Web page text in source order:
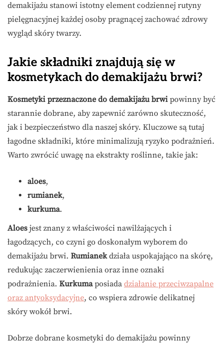
demakijażu stanowi istotny element codziennej rutyny
pielęgnacyjnej każdej osoby pragnącej zachować zdrowy
wygląd skóry twarzy.
Jakie składniki znajdują się w
kosmetykach do demakijażu brwi?
Kosmetyki przeznaczone do demakijażu brwi powinny być
starannie dobrane, aby zapewnić zarówno skuteczność,
jak i bezpieczeństwo dla naszej skóry. Kluczowe są tutaj
łagodne składniki, które minimalizują ryzyko podrażnień.
Warto zwrócić uwagę na ekstrakty roślinne, takie jak:
aloes,
rumianek,
kurkuma.
Aloes jest znany z właściwości nawilżających i
łagodzących, co czyni go doskonałym wyborem do
demakijażu brwi. Rumianekdziała uspokajająco na skórę,
redukując zaczerwienienia oraz inne oznaki
podrażnienia. Kurkumaposiada działanie przeciwzapalne
oraz antyoksydacyjne, co wspiera zdrowie delikatnej
skóry wokół brwi.
Dobrze dobrane kosmetyki do demakijażu powinny